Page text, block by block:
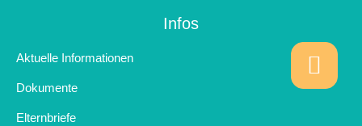
Infos
Aktuelle Informationen
Dokumente
Elternbriefe